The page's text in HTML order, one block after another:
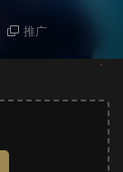
推广